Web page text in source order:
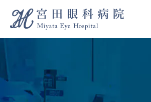
的研究費の適正な運営・管理
点眼内レンズ外来
う膜炎外来
黄
色素変性外来
斜